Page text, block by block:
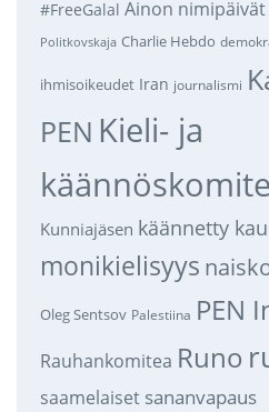
#FreeGalal Ainon nimipäivät
Politkovskaja Charlie Hebdo
ihmisoikeudet Iran journalismi
PEN Kieli- ja
Kunniajäsen käännetty
monikielisyys
Oleg Sentsov Palestiina PEN
Rauhankomitea Runo
saamelaiset sananvapaus